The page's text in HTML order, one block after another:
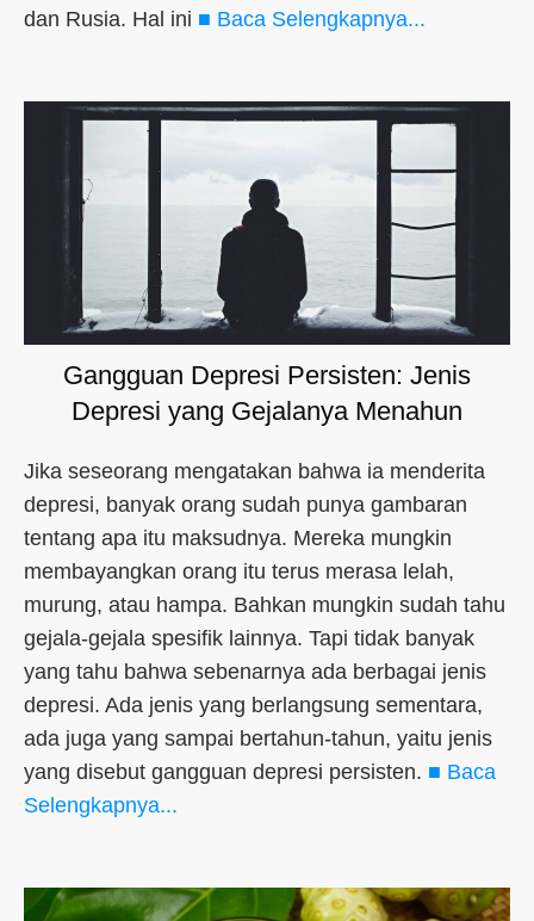
dan Rusia. Hal ini ■ Baca Selengkapnya...
Gangguan Depresi Persisten: Jenis
Depresi yang Gejalanya Menahun
Jika seseorang mengatakan bahwa ia menderita
depresi, banyak orang sudah punya gambaran
tentang apa itu maksudnya. Mereka mungkin
membayangkan orang itu terus merasa lelah,
murung, atau hampa. Bahkan mungkin sudah tahu
gejala-gejala spesifik lainnya. Tapi tidak banyak
yang tahu bahwa sebenarnya ada berbagai jenis
depresi. Ada jenis yang berlangsung sementara,
ada juga yang sampai bertahun-tahun, yaitu jenis
yang disebut gangguan depresi persisten. ■ Baca
Selengkapnya...